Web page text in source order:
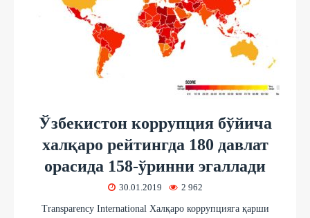
Ўзбекистон коррупция бўйича
халқаро рейтингда 180 давлат
орасида 158-ўринни эгаллади
30.01.2019 2 962
Transparency International Халқаро коррупцияга қарши